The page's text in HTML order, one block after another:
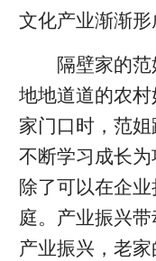
文化产业渐渐形
隔壁家的
地地道道的农
家门口时，范
不断学习成长
除了可以在企
庭。产业振兴
产业振兴，老